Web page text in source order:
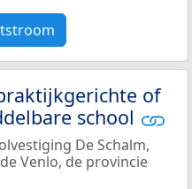
of
school
De Schalm,
Venlo, de provincie